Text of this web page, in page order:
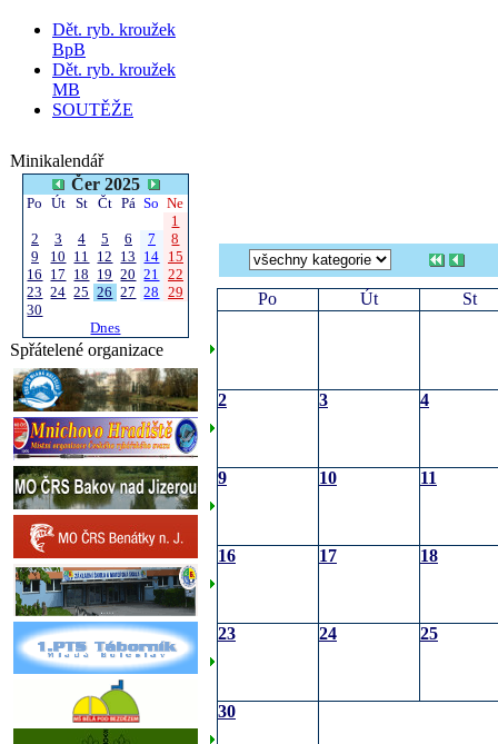
Dět. ryb. kroužek
BpB
Dět. ryb. kroužek
MB
SOUTĚŽE
Minikalendář
Čer 2025
Po Út St Čt Pá So Ne
1
2
3 4 5 6 7
8
9
10 11 12 13 14 15
16 17 18 19 20 21 22
23 24 25 26 27 28 29
30
Dnes
Spřátelené organizace
Po Út St
2 3 4
9 10 11
16 17 18
23 24 25
30